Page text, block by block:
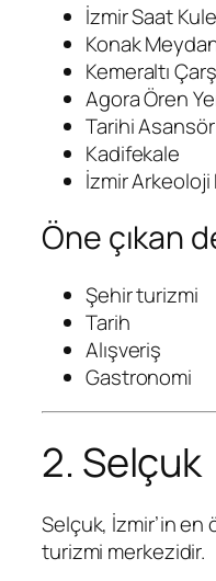
İzmir Saat
Konak
Kemeraltı
Agora Ören
Tarihi Asansör
Kadifekale
İzmir
Öne çıkan
Şehir turizmi
Tarih
Alışveriş
Gastronomi
2. Selçuk
Selçuk, İzmir’in
turizmi merkezidir.